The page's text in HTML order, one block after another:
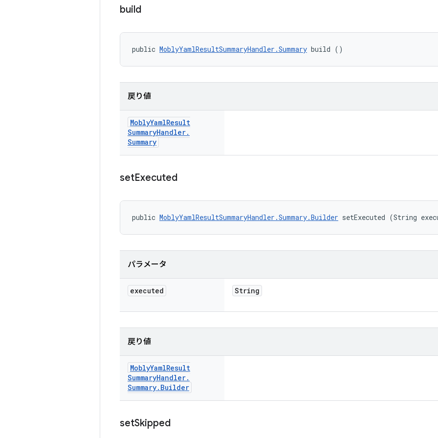
build
public MoblyYamlResultSummaryHandler.Summary build ()
戻り値
MoblyYamlResult
SummaryHandler.
Summary
setExecuted
public MoblyYamlResultSummaryHandler.Summary.Builder setExecuted (String
パラメータ
executed String
戻り値
MoblyYamlResult
SummaryHandler.
Summary. Builder
setSkipped